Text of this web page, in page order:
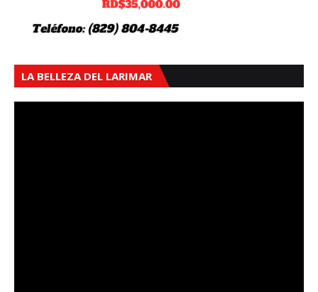
LA BELLEZA DEL LARIMAR